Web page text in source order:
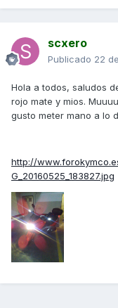
scxero
Publicado 22
Hola a todos, saludos
rojo mate y mios.
gusto meter mano a lo
http://
G_20160525_183827.jpg